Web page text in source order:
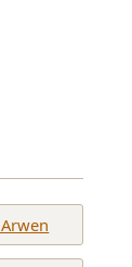
_Arwen